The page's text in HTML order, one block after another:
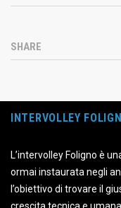
SHARE
INTERVOLLEY
L’intervolley Foligno è
ormai instaurata negli
l’obiettivo di trovare il